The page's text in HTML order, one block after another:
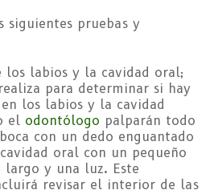
siguientes pruebas y
los labios y la cavidad oral;
para determinar si hay
en los labios y la cavidad
el odontólogo palparán todo
con un dedo enguantado
oral con un pequeño
largo y una luz. Este
revisar el interior de las